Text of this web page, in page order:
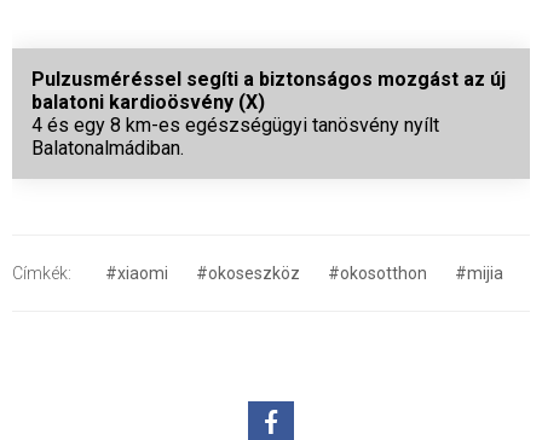
Pulzusméréssel segíti a biztonságos mozgást az új
balatoni kardioösvény (X)
4 és egy 8 km-es egészségügyi tanösvény nyílt
Balatonalmádiban.
Címkék: #xiaomi #okoseszköz #okosotthon #mijia